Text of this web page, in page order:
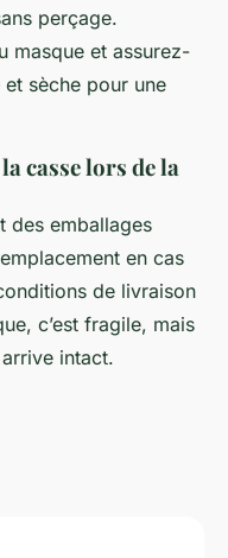
perçage.
masque et assurez-
sèche pour une
casse lors de la
des emballages
en cas
de livraison
c’est fragile, mais
intact.